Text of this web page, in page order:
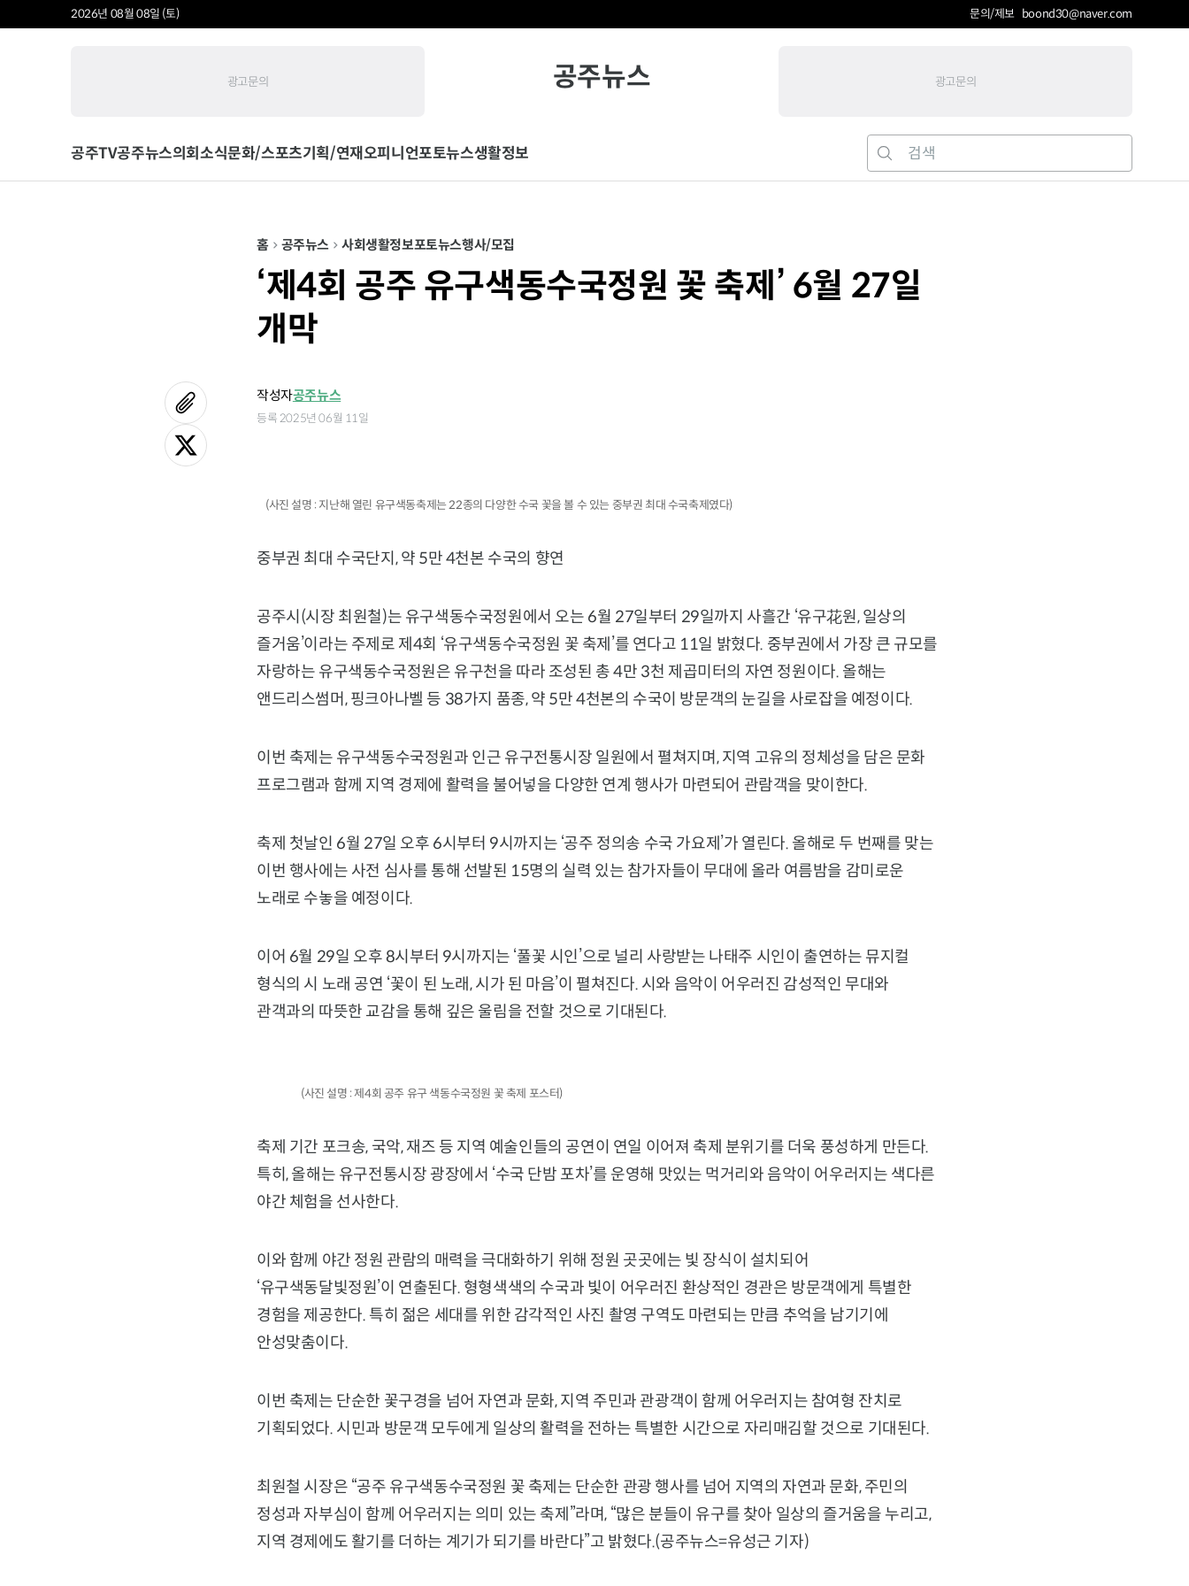
2026년 08월 08일 (토) 문의/제보 boond30@naver.com
광고문의 공주뉴스 광고문의
공주TV공주뉴스의회소식문화/스포츠기획/연재오피니언포토뉴스생활정보
홈 공주뉴스 사회생활정보포토뉴스행사/모집
‘제4회 공주 유구색동수국정원 꽃 축제’ 6월 27일
개막
작성자공주뉴스
등록 2025년 06월 11일
(사진 설명 : 지난해 열린 유구색동축제는 22종의 다양한 수국 꽃을 볼 수 있는 중부권 최대 수국축제였다)
중부권 최대 수국단지, 약 5만 4천본 수국의 향연
공주시(시장 최원철)는 유구색동수국정원에서 오는 6월 27일부터 29일까지 사흘간 ‘유구花원, 일상의
즐거움’이라는 주제로 제4회 ‘유구색동수국정원 꽃 축제’를 연다고 11일 밝혔다. 중부권에서 가장 큰 규모를
자랑하는 유구색동수국정원은 유구천을 따라 조성된 총 4만 3천 제곱미터의 자연 정원이다. 올해는
앤드리스썸머, 핑크아나벨 등 38가지 품종, 약 5만 4천본의 수국이 방문객의 눈길을 사로잡을 예정이다.
이번 축제는 유구색동수국정원과 인근 유구전통시장 일원에서 펼쳐지며, 지역 고유의 정체성을 담은 문화
프로그램과 함께 지역 경제에 활력을 불어넣을 다양한 연계 행사가 마련되어 관람객을 맞이한다.
축제 첫날인 6월 27일 오후 6시부터 9시까지는 ‘공주 정의송 수국 가요제’가 열린다. 올해로 두 번째를 맞는
이번 행사에는 사전 심사를 통해 선발된 15명의 실력 있는 참가자들이 무대에 올라 여름밤을 감미로운
노래로 수놓을 예정이다.
이어 6월 29일 오후 8시부터 9시까지는 ‘풀꽃 시인’으로 널리 사랑받는 나태주 시인이 출연하는 뮤지컬
형식의 시 노래 공연 ‘꽃이 된 노래, 시가 된 마음’이 펼쳐진다. 시와 음악이 어우러진 감성적인 무대와
관객과의 따뜻한 교감을 통해 깊은 울림을 전할 것으로 기대된다.
(사진 설명 : 제4회 공주 유구 색동수국정원 꽃 축제 포스터)
축제 기간 포크송, 국악, 재즈 등 지역 예술인들의 공연이 연일 이어져 축제 분위기를 더욱 풍성하게 만든다.
특히, 올해는 유구전통시장 광장에서 ‘수국 단밤 포차’를 운영해 맛있는 먹거리와 음악이 어우러지는 색다른
야간 체험을 선사한다.
이와 함께 야간 정원 관람의 매력을 극대화하기 위해 정원 곳곳에는 빛 장식이 설치되어
‘유구색동달빛정원’이 연출된다. 형형색색의 수국과 빛이 어우러진 환상적인 경관은 방문객에게 특별한
경험을 제공한다. 특히 젊은 세대를 위한 감각적인 사진 촬영 구역도 마련되는 만큼 추억을 남기기에
안성맞춤이다.
이번 축제는 단순한 꽃구경을 넘어 자연과 문화, 지역 주민과 관광객이 함께 어우러지는 참여형 잔치로
기획되었다. 시민과 방문객 모두에게 일상의 활력을 전하는 특별한 시간으로 자리매김할 것으로 기대된다.
최원철 시장은 “공주 유구색동수국정원 꽃 축제는 단순한 관광 행사를 넘어 지역의 자연과 문화, 주민의
정성과 자부심이 함께 어우러지는 의미 있는 축제”라며, “많은 분들이 유구를 찾아 일상의 즐거움을 누리고,
지역 경제에도 활기를 더하는 계기가 되기를 바란다”고 밝혔다.(공주뉴스=유성근 기자)